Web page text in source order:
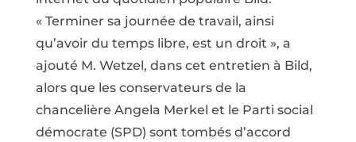
« Terminer sa journée de travail, ainsi
qu’avoir du temps libre, est un droit », a
ajouté M. Wetzel, dans cet entretien à Bild,
alors que les conservateurs de la
chancelière Angela Merkel et le Parti social
démocrate (SPD) sont tombés d’accord